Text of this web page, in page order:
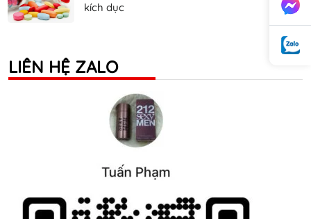
kích dục
LIÊN HỆ ZALO